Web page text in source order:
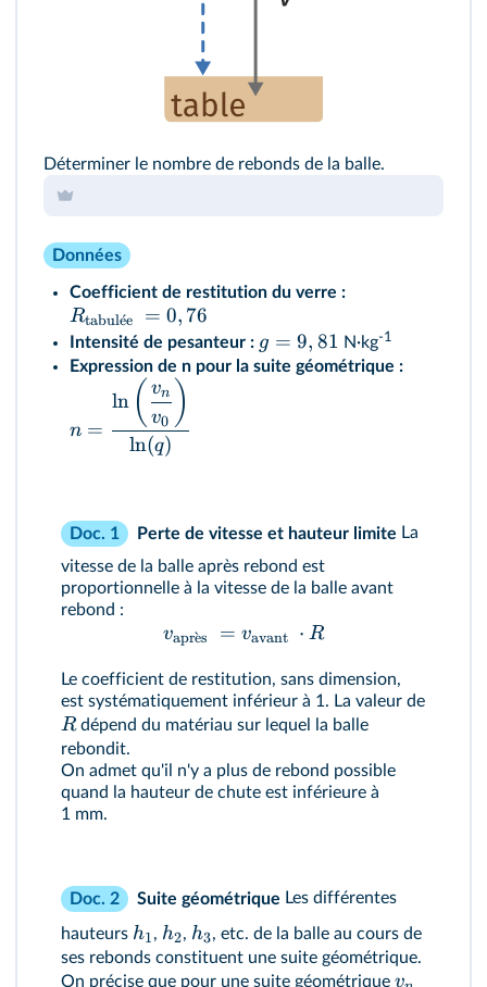
Déterminer le nombre de rebonds de la balle.
Données
Coefficient de restitution du verre :
Rtabule
ˊe = 0, 76
Intensité de pesanteur : g = 9, 81 N·kg-1
Expression de n pour la suite géométrique :
n =
ln(q)
ln ( v0
vn )
Doc. 1 Perte de vitesse et hauteur limite La
vitesse de la balle après rebond est
proportionnelle à la vitesse de la balle avant
rebond :
vapre
ˋs = vavant ⋅ R
Le coefficient de restitution, sans dimension,
est systématiquement inférieur à 1. La valeur de
Rdépend du matériau sur lequel la balle
rebondit.
On admet qu'il n'y a plus de rebond possible
quand la hauteur de chute est inférieure à
1 mm.
Doc. 2 Suite géométrique Les différentes
hauteurs h1, h2, h3, etc. de la balle au cours de
ses rebonds constituent une suite géométrique.
On précise que pour une suite géométrique v